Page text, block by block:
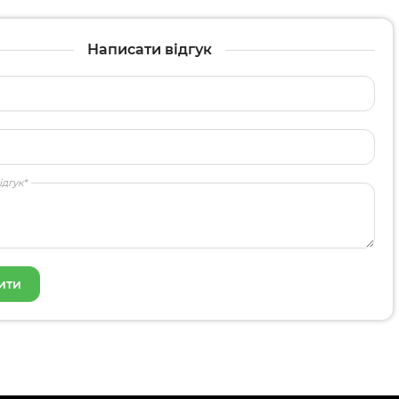
Написати відгук